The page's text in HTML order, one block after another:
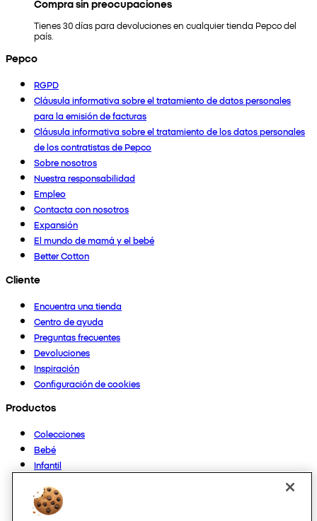
Compra sin preocupaciones
Tienes 30 días para devoluciones en cualquier tienda Pepco del
país.
Pepco
RGPD
Cláusula informativa sobre el tratamiento de datos personales
para la emisión de facturas
Cláusula informativa sobre el tratamiento de los datos personales
de los contratistas de Pepco
Sobre nosotros
Nuestra responsabilidad
Empleo
Contacta con nosotros
Expansión
El mundo de mamá y el bebé
Better Cotton
Cliente
Encuentra una tienda
Centro de ayuda
Preguntas frecuentes
Devoluciones
Inspiración
Configuración de cookies
Productos
Colecciones
Bebé
Infantil
Mujer
Hombre